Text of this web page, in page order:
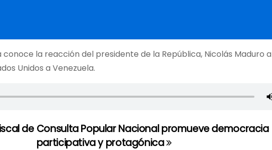
conoce la reacción del presidente de la República, Nicolás Maduro
Unidos a Venezuela.
Consulta Popular Nacional promueve democracia
participativa y protagónica
de